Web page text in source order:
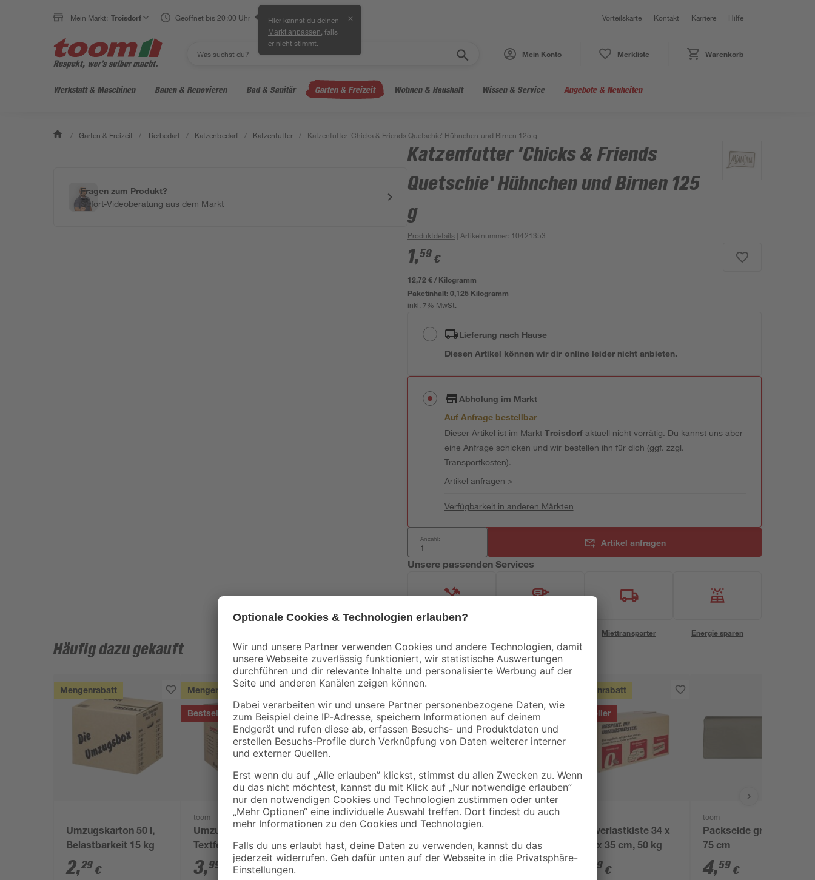
Mein Markt: Troisdorf Geöffnet bis 20:00 Uhr Hier kannst du deinen
Markt anpassen , falls
er nicht stimmt.
✕ Vorteilskarte Kontakt Karriere Hilfe
Mein Konto Merkliste Warenkorb
Werkstatt & Maschinen Bauen & Renovieren Bad & Sanitär Garten & Freizeit Wohnen & Haushalt Wissen & Service Angebote & Neuheiten
/ Garten & Freizeit / Tierbedarf / Katzenbedarf / Katzenfutter / Katzenfutter 'Chicks & Friends Quetschie' Hühnchen und Birnen 125 g
Fragen zum Produkt?
Sofort-Videoberatung aus dem Markt
Katzenfutter 'Chicks & Friends
Quetschie' Hühnchen und Birnen 125
g
Produktdetails | Artikelnummer: 10421353
1,59 €
12,72 € / Kilogramm
Paketinhalt:0,125 Kilogramm
inkl. 7% MwSt.
Lieferung nach Hause
Diesen Artikel können wir dir online leider nicht anbieten.
Abholung im Markt
Auf Anfrage bestellbar
Dieser Artikel ist im MarktTroisdorfaktuell nicht vorrätig. Du kannst uns aber
eine Anfrage schicken und wir bestellen ihn für dich (ggf. zzgl.
Transportkosten).
Artikel anfragen >
Verfügbarkeit in anderen Märkten
Anzahl: Artikel anfragen
Unsere passenden Services
Miettransporter Energie sparen
Häufig dazu gekauft
Mengenrabatt
Umzugskarton 50 l,
Belastbarkeit 15 kg
2,29 €
Mengenrabatt
Bestseller
toom
Umzugskarton mit
Textfeld 65 l
3,99
Bestseller
Textfeld 120 l Traglast
50 kg
5 , 99
Archivbox 40,6 x 32,2
x 29 cm, 15 kg
3,99
Mengenrabatt
Bestseller
Schwerlastkiste 34 x
61,5 x 35 cm, 50 kg
49 €
toom
Packseide grau 50 x
75 cm
4,59 €